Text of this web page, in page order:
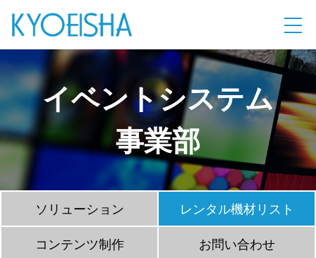
イベントシステム
事業部
ソリューション レンタル機材リスト
コンテンツ制作 お問い合わせ